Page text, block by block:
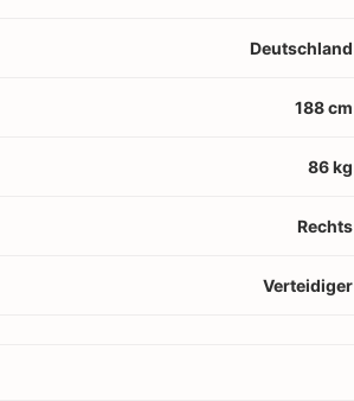
Deutschland
188 cm
86 kg
Rechts
Verteidiger